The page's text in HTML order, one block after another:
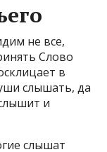
не все,
Слово
в
слышать, да
и
слышат